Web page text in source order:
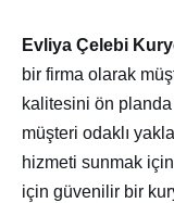
Evliya Çelebi
bir firma olarak
kalitesini ön planda
müşteri odaklı
hizmeti sunmak
için güvenilir bir